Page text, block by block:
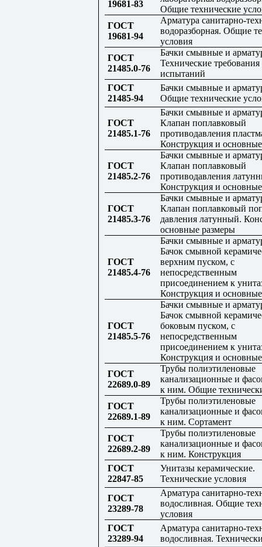
19681-83
Общие технические
ГОСТ
19681-94
Арматура санитарно-
водоразборная. Общие
условия
ГОСТ
21485.0-76
Бачки смывные и
Технические
испытаний
ГОСТ
21485-94
Бачки смывные и
Общие технические
ГОСТ
21485.1-76
Бачки смывные и
Клапан поплавковый
противодавления
Конструкция и
ГОСТ
21485.2-76
Бачки смывные и
Клапан поплавковый
противодавления
Конструкция и
ГОСТ
21485.3-76
Бачки смывные и
Клапан поплавковый
давления латунный.
основные размеры
ГОСТ
21485.4-76
Бачки смывные и
Бачок смывной
верхним пуском, с
непосредственным
присоединением к
Конструкция и
ГОСТ
21485.5-76
Бачки смывные и
Бачок смывной
боковым пуском, с
непосредственным
присоединением к
Конструкция и
ГОСТ
22689.0-89
Трубы полиэтиленовые
канализационные и
к ним. Общие
ГОСТ
22689.1-89
Трубы полиэтиленовые
канализационные и
к ним. Сортамент
ГОСТ
22689.2-89
Трубы полиэтиленовые
канализационные и
к ним. Конструкция
ГОСТ
22847-85
Унитазы керамические.
Технические условия
ГОСТ
23289-78
Арматура санитарно-
водосливная. Общие
условия
ГОСТ
23289-94
Арматура санитарно-
водосливная.